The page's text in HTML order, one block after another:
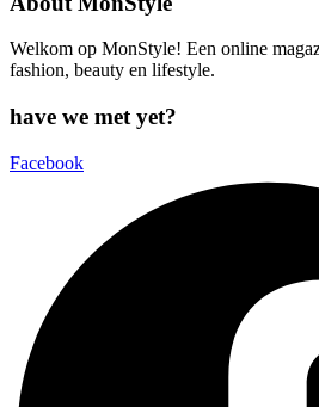
Welkom op MonStyle! Een online
fashion, beauty en lifestyle.
have we met yet?
Facebook